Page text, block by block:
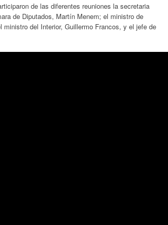
de las diferentes reuniones la secretaria
de Diputados, Martín Menem; el ministro de
del Interior, Guillermo Francos, y el jefe de